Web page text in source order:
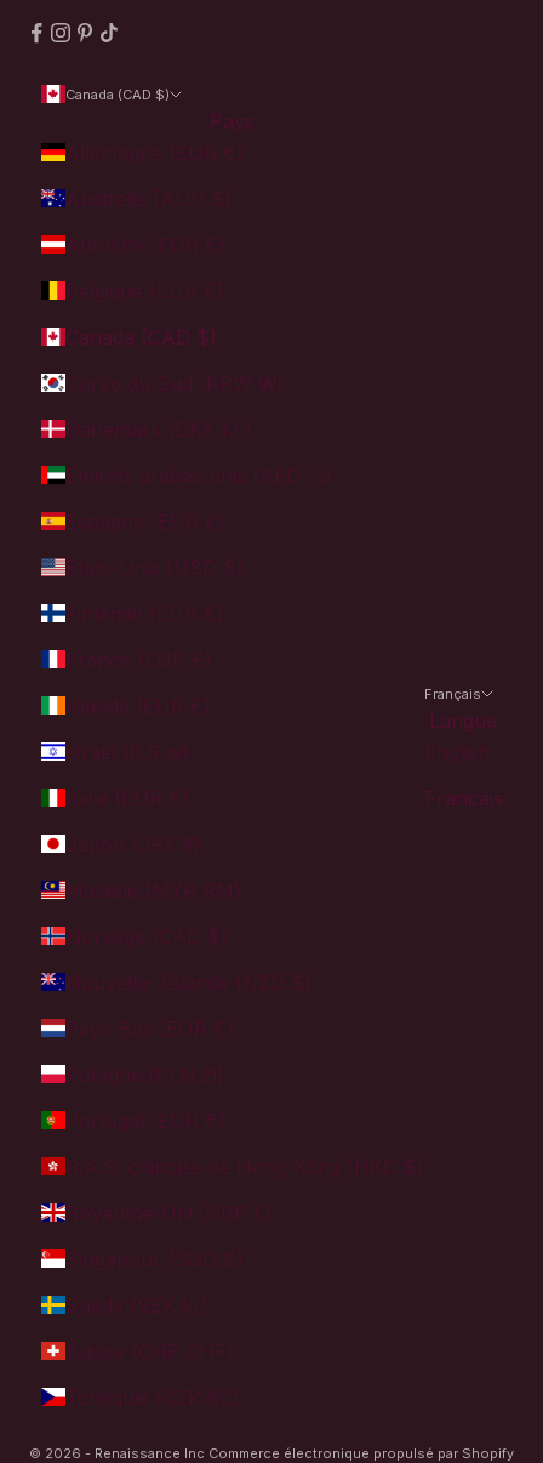
Canada (CAD $)
Pays
Allemagne (EUR €)
Australie (AUD $)
Autriche (EUR €)
Canada (CAD $)
Danemark (DKK kr.)
Espagne (EUR €)
États-Unis (USD $)
Finlande (EUR €)
Israël (ILS ₪)
Malaisie (MYR RM)
Norvège (CAD $)
Pays-Bas (EUR €)
Pologne (PLN zł)
Royaume-Uni (GBP £)
Singapour (SGD $)
Suède (SEK kr)
Tchéquie (CZK Kč)
Français
Langue
Français
© 2026 - Renaissance Inc Commerce électronique propulsé par Shopify